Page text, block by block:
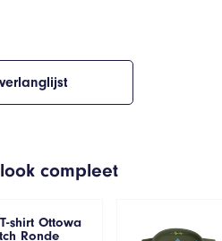
compleet
shirt Ottowa
Ronde